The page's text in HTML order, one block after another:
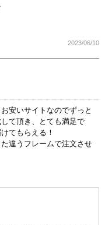
2023/06/10
安いサイトなのでずっと
て頂き、とても満足で
てもらえる！
違うフレームで注文させ